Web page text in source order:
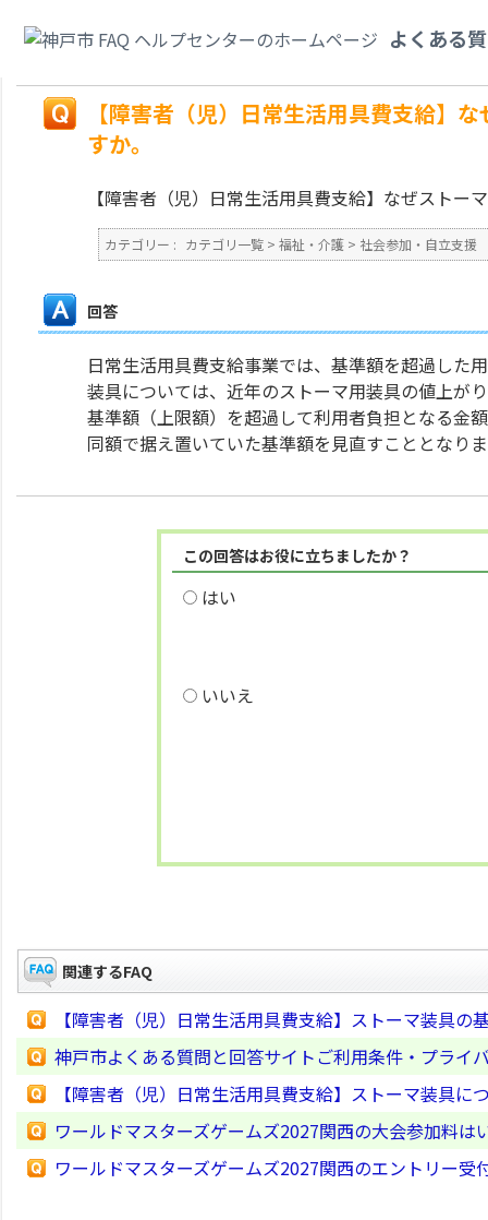
よくある
ったのですか。
【障害者（児）日常生活用具費支給】
すか。
【障害者（児）日常生活用具費支給】なぜスト
カテゴリー : カテゴリ一覧 > 福祉・介護 > 社会参加・自立支援
回答
日常生活用具費支給事業では、基準額を超過した
装具については、近年のストーマ用装具の値上が
基準額（上限額）を超過して利用者負担となる金
同額で据え置いていた基準額を見直すこととなり
この回答はお役に立ちましたか？
はい
いいえ
関連するFAQ
【障害者（児）日常生活用具費支給】ストーマ装具
神戸市よくある質問と回答サイトご利用条件・プライ
【障害者（児）日常生活用具費支給】ストーマ装具
ワールドマスターズゲームズ2027関西の大会参加料は
ワールドマスターズゲームズ2027関西のエントリー受